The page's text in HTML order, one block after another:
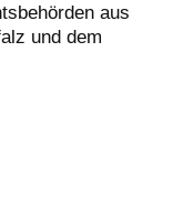
aus
und dem